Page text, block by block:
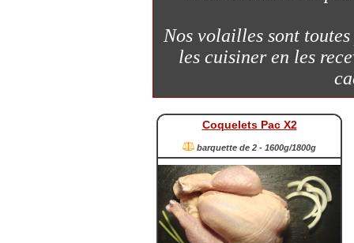
Nos volailles sont
les cuisiner en les
Coquelets Pac X2
barquette de 2 - 1600g/1800g